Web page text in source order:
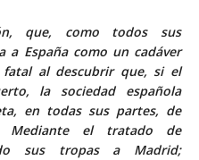
que, como todos sus
a España como un cadáver
fatal al descubrir que, si el
la sociedad española
en todas sus partes, de
Mediante el tratado de
sus tropas a Madrid;